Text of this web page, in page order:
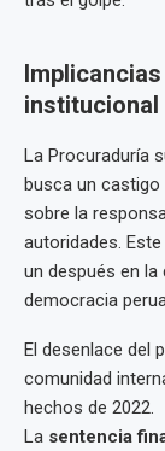
institucional
La Procuraduría
busca un
sobre la
autoridades.
un después en
democracia
El desenlace del
comunidad
hechos de 2022.
La sentencia